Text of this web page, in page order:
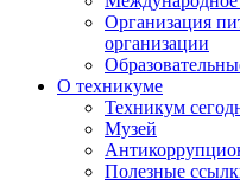
Организация
организации
О техникуме
Техникум
Музей
Полезные